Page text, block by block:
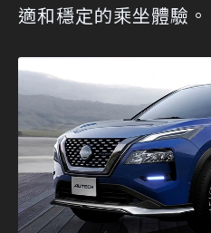
適和穩定的乘坐體驗。